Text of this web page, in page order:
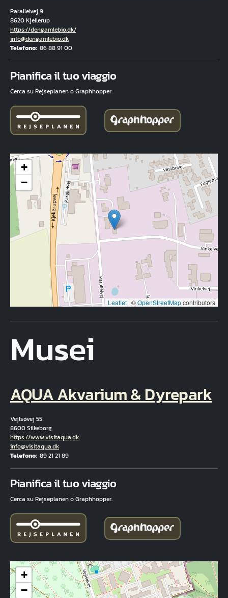
Parallelvej 9
8620 Kjellerup
Hjemmeside
https://dengamlebio.dk/
E-mail
info@dengamlebio.dk
Telefono 86 88 91 00
Pianifica il tuo viaggio
Cerca su Rejseplanen o Graphhopper.
+
−
Leaflet | ©OpenStreetMapcontributors
Musei
AQUA Akvarium & Dyrepark
Vejlsøvej 55
8600 Silkeborg
Hjemmeside
https://www.visitaqua.dk
E-mail
info@visitaqua.dk
Telefono 89 21 21 89
Pianifica il tuo viaggio
Cerca su Rejseplanen o Graphhopper.
+
−